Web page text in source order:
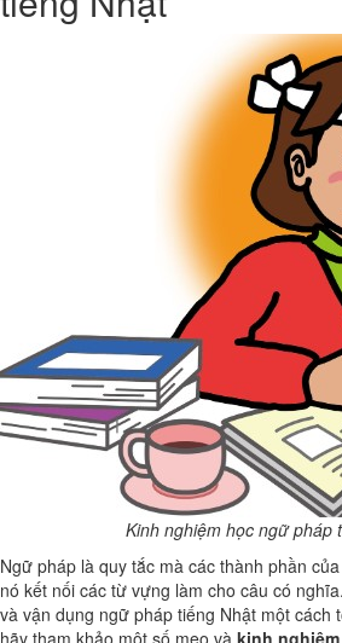
Kinh nghiệm học ngữ pháp
Ngữ pháp là quy tắc mà các thành phần
nó kết nối các từ vựng làm cho câu có
và vận dụng ngữ pháp tiếng Nhật một cách
hãy tham khảo một số mẹo và kinh